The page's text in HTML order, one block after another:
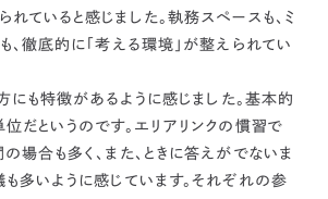
ていると感じました。執務スペースも、ミ
、徹底的に「考える環境」が整えられてい
にも特徴があるように感じました。基本的
だというのです。エリアリンクの慣習で
場合も多く、また、ときに答えがでないま
多いように感じています。それぞれの参